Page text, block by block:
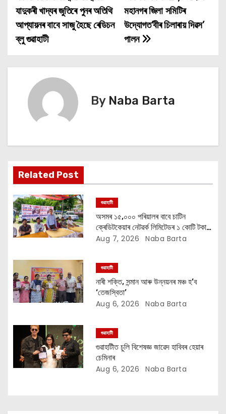
o
s
t
i
g
a
t
i
o
n
মহানগৰ জিলা সমিটিৰ
উদ্যোগত’বীৰ চিলাৰায় দিৱস’
পালন
যাদুকৰী খাদ্যৰ জুতিৰে পুনৰ অতিথি
আপ্যায়নৰ বাবে সাজু হৈছে ৰেডিচন
ব্লু গুৱাহাটী
By Naba Barta
Related Post
গুৱাহাটী
অসমৰ ১৫,০০০ পৰিয়ালৰ বাবে চাটিন
ক্ৰেডিটকেয়াৰ নেটৱৰ্ক লিমিটেডৰ ১ কোটি টকাৰ
বান সাহায্য অভিযান
Aug 7, 2026 Naba Barta
গুৱাহাটী
নাৰী শক্তি, সন্মান আৰু উন্নয়নৰ মঞ্চ হ’ব
‘তেজস্বিতা’
Aug 6, 2026 Naba Barta
গুৱাহাটী
গুৱাহাটীত চুলি বিশেষজ্ঞ জাৱেদ হাবিবৰ হেয়াৰ
চেমিনাৰ
Aug 6, 2026 Naba Barta